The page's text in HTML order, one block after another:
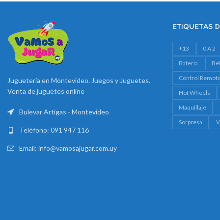
Juguetería en Montevideo. Juegos y Juguetes.
Venta de juguetes online
Bulevar Artigas - Montevideo
Teléfono: 091 947 116
Email: info@vamosajugar.com.uy
ETIQUETAS
+13
0 A 2
Bateria
Control
Hot Wheels
Maquillaje
Sorpresa